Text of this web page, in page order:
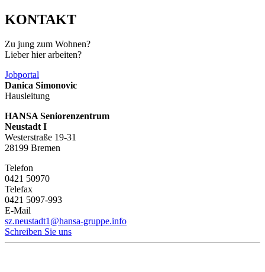
KONTAKT
Zu jung zum Wohnen?
Lieber hier arbeiten?
Jobportal
Danica Simonovic
Hausleitung
HANSA Seniorenzentrum
Neustadt I
Westerstraße 19-31
28199 Bremen
Telefon
0421 50970
Telefax
0421 5097-993
E-Mail
sz.neustadt1@hansa-gruppe.info
Schreiben Sie uns